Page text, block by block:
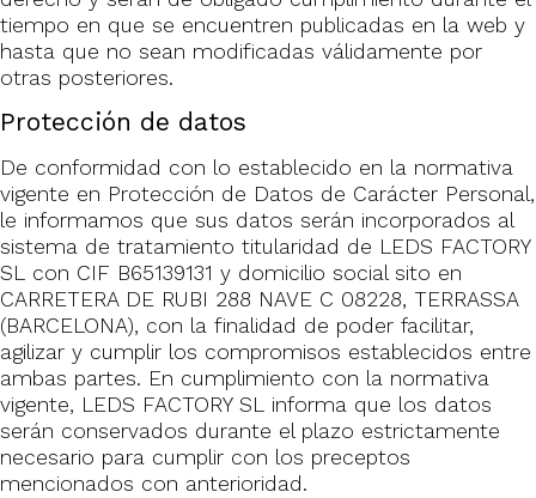
tiempo en que se encuentren publicadas en la web y
hasta que no sean modificadas válidamente por
otras posteriores.
Protección de datos
De conformidad con lo establecido en la normativa
vigente en Protección de Datos de Carácter Personal,
le informamos que sus datos serán incorporados al
sistema de tratamiento titularidad de LEDS FACTORY
SL con CIF B65139131 y domicilio social sito en
CARRETERA DE RUBI 288 NAVE C 08228, TERRASSA
(BARCELONA), con la finalidad de poder facilitar,
agilizar y cumplir los compromisos establecidos entre
ambas partes. En cumplimiento con la normativa
vigente, LEDS FACTORY SL informa que los datos
serán conservados durante el plazo estrictamente
necesario para cumplir con los preceptos
mencionados con anterioridad.